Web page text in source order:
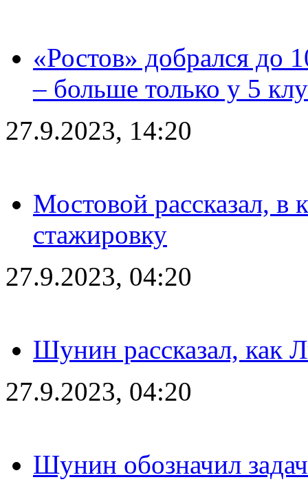
«Ростов» добрался до
– больше только у 5
27.9.2023, 14:20
Мостовой рассказал, в
стажировку
27.9.2023, 04:20
Шунин рассказал, как
27.9.2023, 04:20
Шунин обозначил